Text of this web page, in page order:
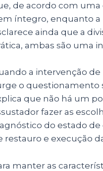
de acordo com uma
íntegro, enquanto a
ainda que a
ambas são uma
a intervenção
o questionamento
que não há um
fazer as
do estado
restauro e execução
manter as